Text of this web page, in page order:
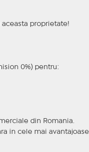
aceasta proprietate!
0%) pentru:
din Romania.
in cele mai avantajoase